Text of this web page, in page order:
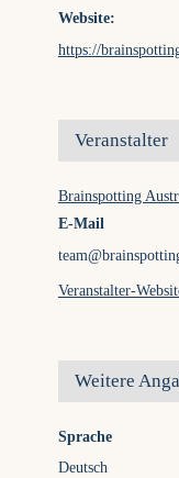
Website:
https://
Veranstalter
Brainspotting
E-Mail
Veranstalter-
Weitere
Sprache
Deutsch